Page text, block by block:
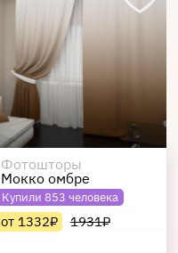
Фотошторы
Мокко омбре
Купили 853 человека
от 1332₽ 1931₽